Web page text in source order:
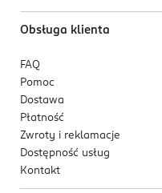
Obsługa klienta
FAQ
Pomoc
Dostawa
Płatność
Zwroty i reklamacje
Dostępność usług
Kontakt